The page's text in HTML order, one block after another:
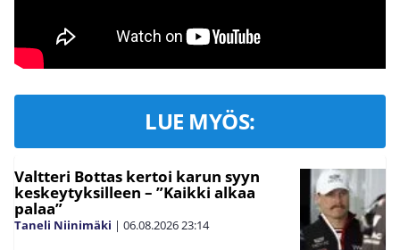
LUE MYÖS:
Valtteri Bottas kertoi karun syyn
keskeytyksilleen – ”Kaikki alkaa
palaa”
Taneli Niinimäki | 06.08.202623:14